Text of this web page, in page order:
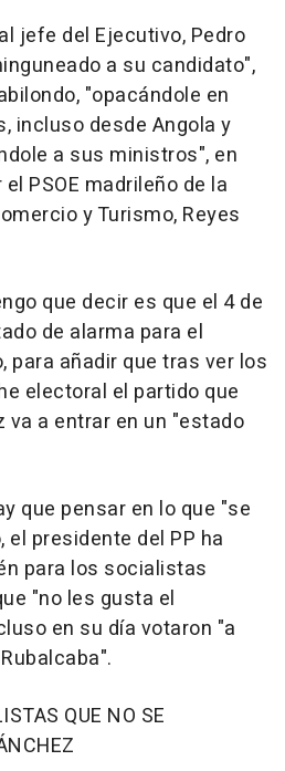
jefe del Ejecutivo, Pedro
a su candidato",
"opacándole en
incluso desde Angola y
a sus ministros", en
PSOE madrileño de la
y Turismo, Reyes
que decir es que el 4 de
de alarma para el
para añadir que tras ver los
electoral el partido que
va a entrar en un "estado
que pensar en lo que "se
el presidente del PP ha
para los socialistas
"no les gusta el
en su día votaron "a
QUE NO SE